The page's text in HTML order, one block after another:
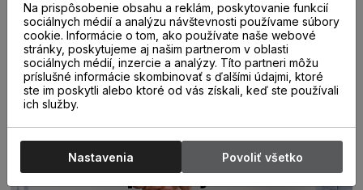
Poraďte sa s
odborníkom u nás na
predajni.
Na prispôsobenie obsahu a reklám, poskytovanie funkcií
sociálnych médií a analýzu návštevnosti používame súbory
cookie. Informácie o tom, ako používate naše webové
stránky, poskytujeme aj našim partnerom v oblasti
sociálnych médií, inzercie a analýzy. Títo partneri môžu
príslušné informácie skombinovať s ďalšími údajmi, ktoré
ste im poskytli alebo ktoré od vás získali, keď ste používali
ich služby.
Nastavenia Povoliť všetko